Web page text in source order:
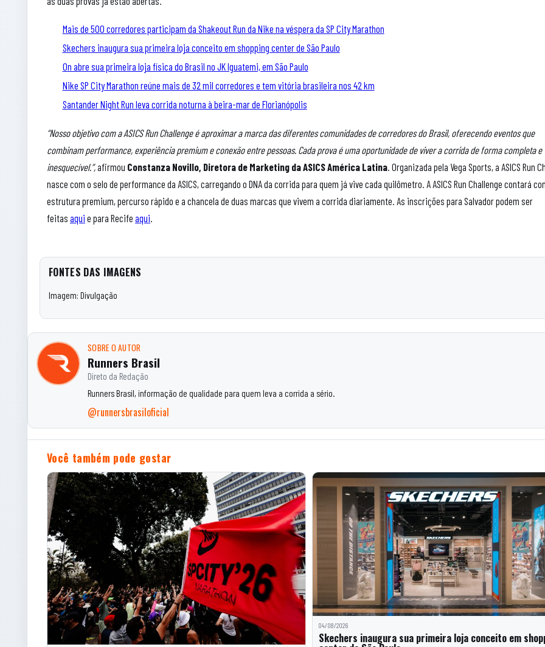
Mais de 500 corredores participam da Shakeout Run da Nike na véspera da SP City Marathon
Skechers inaugura sua primeira loja conceito em shopping center de São Paulo
On abre sua primeira loja física do Brasil no JK Iguatemi, em São Paulo
Nike SP City Marathon reúne mais de 32 mil corredores e tem vitória brasileira nos 42 km
Santander Night Run leva corrida noturna à beira-mar de Florianópolis
“Nosso objetivo com a ASICS Run Challenge é aproximar a marca das diferentes comunidades de corredores do Brasil, oferecendo eventos que
combinam performance, experiência premium e conexão entre pessoas. Cada prova é uma oportunidade de viver a corrida de forma completa e
inesquecível.”,afirmou Constanza Novillo, Diretora de Marketing da ASICS América Latina . Organizada pela Vega Sports, a ASICS Run
nasce com o selo de performance da ASICS, carregando o DNA da corrida para quem já vive cada quilômetro. A ASICS Run Challenge contará
estrutura premium, percurso rápido e a chancela de duas marcas que vivem a corrida diariamente. As inscrições para Salvador podem ser
feitas aqui e para Recife aqui
FONTES DAS IMAGENS
Imagem: Divulgação
SOBRE O AUTOR
Runners Brasil
Direto da Redação
Runners Brasil, informação de qualidade para quem leva a corrida a sério.
@runnersbrasiloficial
Você também pode gostar
04/08/2026
Skechers inaugura sua primeira loja conceito em